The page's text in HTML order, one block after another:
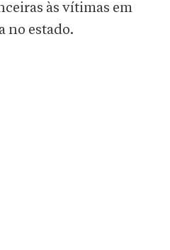
às vítimas em
no estado.